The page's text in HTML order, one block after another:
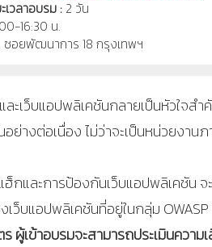
เวลาอบรม : 2 วัน
16:30 น.
ซอยพัฒนาการ 18 กรุงเทพฯ
ละเว็บแอปพลิเคชันกลายเป็นหัวใจ
ย่างต่อเนื่อง ไม่ว่าจะเป็นหน่วยงา
และการป้องกันเว็บแอปพลิเคชัน จะ
เว็บแอปพลิเคชันที่อยู่ในกลุ่ม
ผู้เข้าอบรมจะสามารถประเมินควา